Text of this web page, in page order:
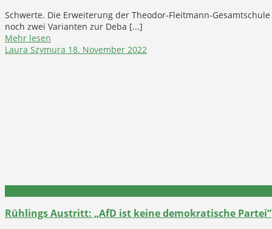
Schwerte. Die Erweiterung der Theodor-Fleitmann-
noch zwei Varianten zur Deba [...]
Mehr lesen
Laura Szymura 18. November 2022
Rühlings Austritt: „AfD ist keine demokratische Partei“